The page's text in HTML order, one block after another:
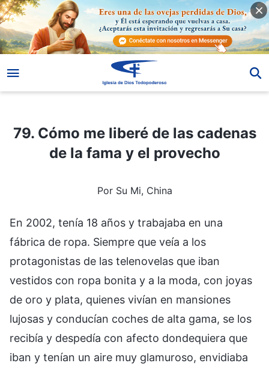
79. Cómo me liberé de las cadenas
de la fama y el provecho
Por Su Mi, China
En 2002, tenía 18 años y trabajaba en una
fábrica de ropa. Siempre que veía a los
protagonistas de las telenovelas que iban
vestidos con ropa bonita y a la moda, con joyas
de oro y plata, quienes vivían en mansiones
lujosas y conducían coches de alta gama, se los
recibía y despedía con afecto dondequiera que
iban y tenían un aire muy glamuroso, envidiaba